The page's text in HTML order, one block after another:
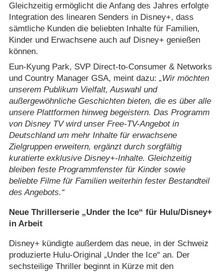
Gleichzeitig ermöglicht die Anfang des Jahres erfolgte
Integration des linearen Senders in Disney+, dass
sämtliche Kunden die beliebten Inhalte für Familien,
Kinder und Erwachsene auch auf Disney+ genießen
können.
Eun-Kyung Park, SVP Direct-to-Consumer & Networks
und Country Manager GSA, meint dazu:
Wir möchten
unserem Publikum Vielfalt, Auswahl und
außergewöhnliche Geschichten bieten, die es über alle
unsere Plattformen hinweg begeistern. Das Programm
von Disney TV wird unser Free-TV-Angebot in
Deutschland um mehr Inhalte für erwachsene
Zielgruppen erweitern, ergänzt durch sorgfältig
kuratierte exklusive Disney+-Inhalte. Gleichzeitig
bleiben feste Programmfenster für Kinder sowie
beliebte Filme für Familien weiterhin fester Bestandteil
des Angebots.
Neue Thrillerserie „Under the Ice“ für Hulu/​Disney+
in Arbeit
Disney+ kündigte außerdem das neue, in der Schweiz
produzierte Hulu-Original „Under the Ice“ an. Der
sechsteilige Thriller beginnt in Kürze mit den